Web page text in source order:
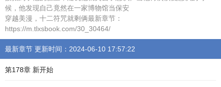
候，他发现自己竟然在一家博物馆当保安
穿越美漫，十二符咒就剩俩最新章节：
https://m.tlxsbook.com/30_30464/
最新章节 更新时间：2024-06-10 17:57:22
第178章 新开始